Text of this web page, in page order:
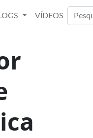
VÍDEOS